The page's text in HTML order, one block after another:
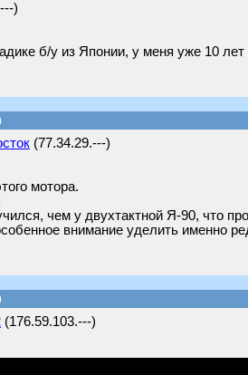
)
б/у из Японии, у меня уже 10 лет
(77.34.29.---)
мотора.
чем у двухтактной Я-90, что
внимание уделить именно
(176.59.103.---)